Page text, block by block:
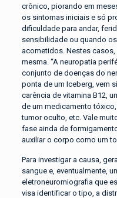
crônico, piorando em
os sintomas iniciais e só
dificuldade para andar,
sensibilidade ou quando
acometidos. Nestes casos,
mesma. “A neuropatia
conjunto de doenças do
ponta de um Iceberg, vem
carência de vitamina B12,
de um medicamento
tumor oculto, etc. Vale
fase ainda de
auxiliar o corpo como um
Para investigar a causa,
sangue e, eventualmente,
eletroneuromiografia que
visa identificar o tipo, a